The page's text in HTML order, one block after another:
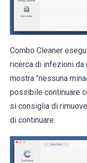
Combo Cleaner
ricerca di infezioni da
mostra "nessuna
possibile continuare
si consiglia di
di continuare.